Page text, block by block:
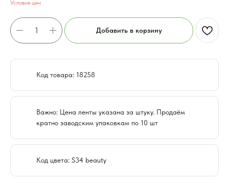
Условия цен
Добавить в корзину
Код товара: 18258
Важно: Цена ленты указана за штуку. Продаём
кратно заводским упаковкам по 10 шт
Код цвета: S34 beauty